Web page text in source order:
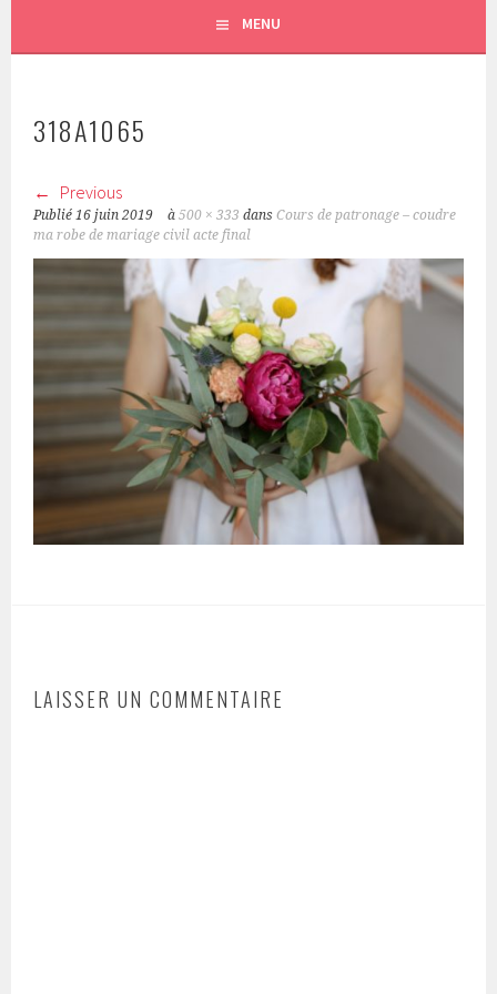
MENU
318A1065
Previous
Publié16 juin 2019 à500 × 333 dansCours de patronage – coudre
ma robe de mariage civil acte final
LAISSER UN COMMENTAIRE